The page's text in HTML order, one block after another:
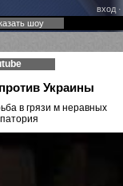
вход·
шоу
Украины
в грязи м неравных